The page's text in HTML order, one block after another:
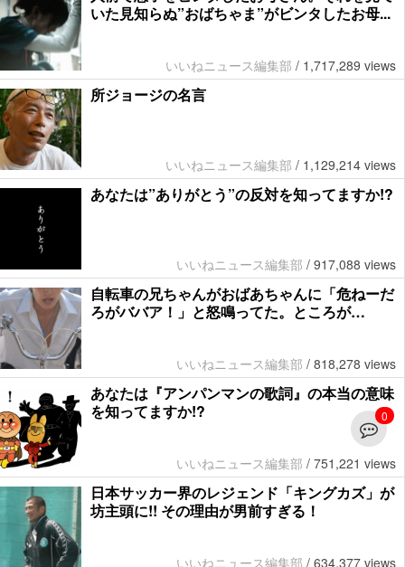
0
いた見知らぬ”おばちゃま”がビンタしたお母...
いいねニュース編集部 / 1,717,289 views
所ジョージの名言
いいねニュース編集部 / 1,129,214 views
あなたは”ありがとう”の反対を知ってますか!?
いいねニュース編集部 / 917,088 views
自転車の兄ちゃんがおばあちゃんに「危ねーだ
ろがババア！」と怒鳴ってた。ところが…
いいねニュース編集部 / 818,278 views
あなたは『アンパンマンの歌詞』の本当の意味
を知ってますか!?
いいねニュース編集部 / 751,221 views
日本サッカー界のレジェンド「キングカズ」が
坊主頭に!! その理由が男前すぎる！
いいねニュース編集部 / 634,377 views